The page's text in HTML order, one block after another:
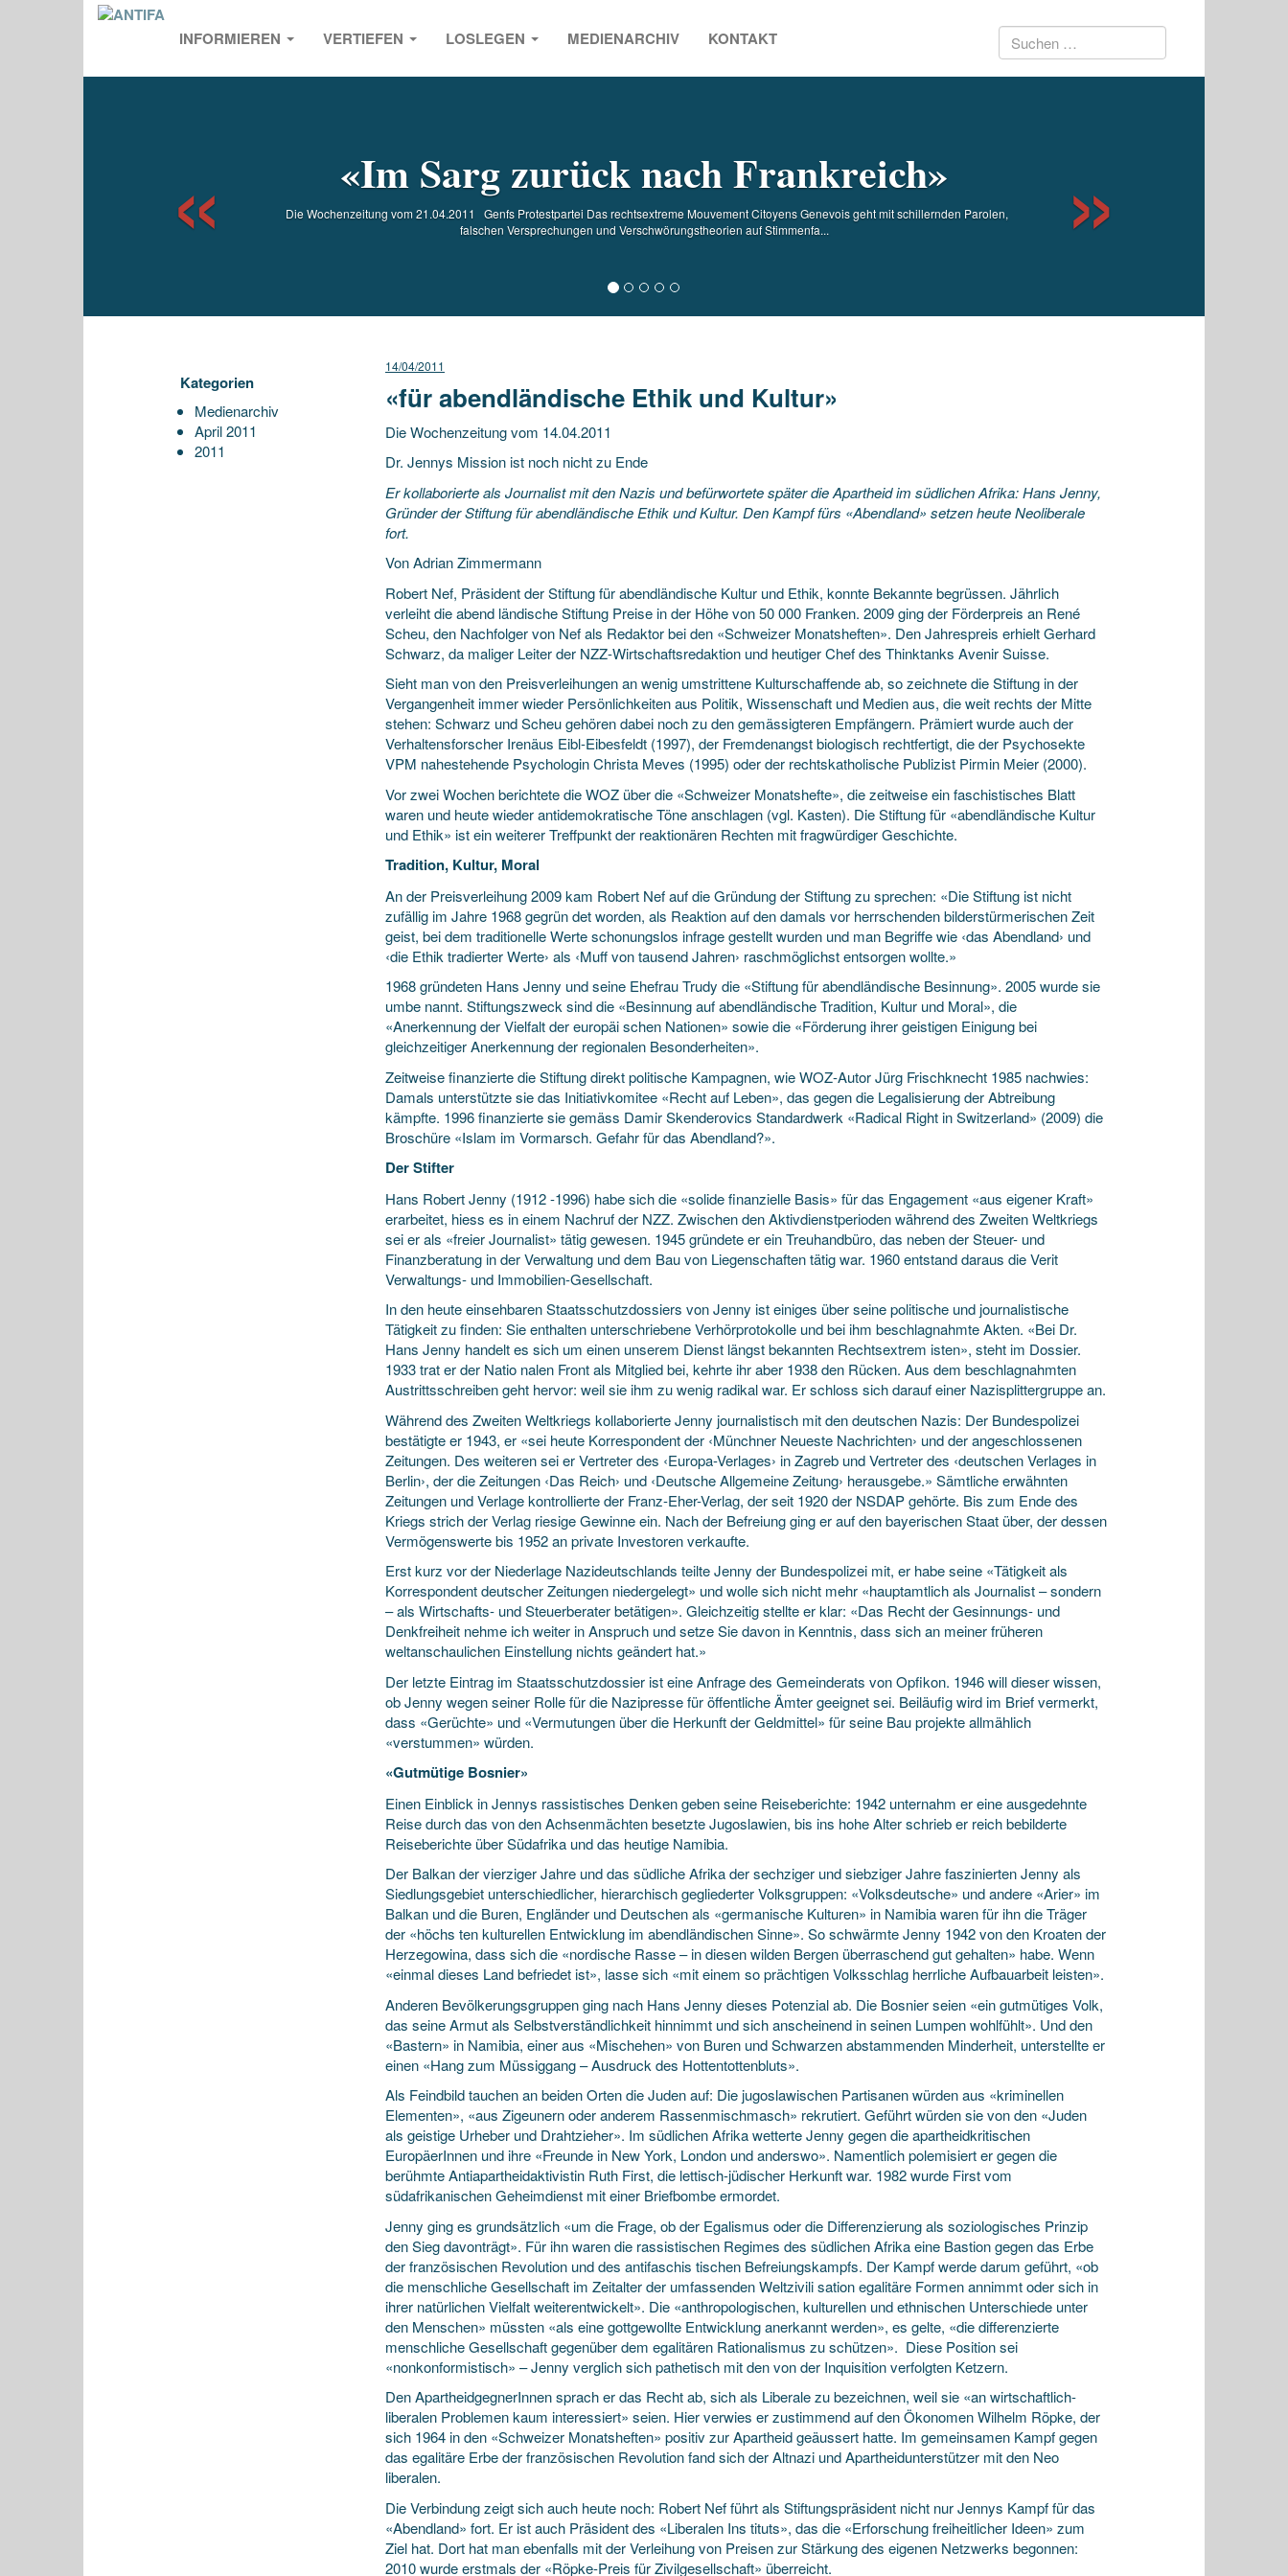
INFORMIEREN VERTIEFEN LOSLEGEN MEDIENARCHIV KONTAKT Suchen
«Im Sarg zurück nach Frankreich»
Die Wochenzeitung vom 21.04.2011 Genfs Protestpartei Das rechtsextreme Mouvement Citoyens Genevois geht mit schillernden Parolen,
falschen Versprechungen und Verschwörungstheorien auf Stimmenfa...
Kategorien
Medienarchiv
April 2011
2011
14/04/2011
«für abendländische Ethik und Kultur»
Die Wochenzeitung vom 14.04.2011
Dr. Jennys Mission ist noch nicht zu Ende
Er kollaborierte als Journalist mit den Nazis und befürwortete später die Apartheid im südlichen Afrika: Hans Jenny,
Gründer der Stiftung für abendländische Ethik und Kultur. Den Kampf fürs «Abendland» setzen heute Neoliberale
fort.
Von Adrian Zimmermann
Robert Nef, Präsident der Stiftung für abendländische Kultur und Ethik, konnte Bekannte begrüssen. Jährlich
verleiht die abend ländische Stiftung Preise in der Höhe von 50 000 Franken. 2009 ging der Förderpreis an René
Scheu, den Nachfolger von Nef als Redaktor bei den «Schweizer Monatsheften». Den Jahrespreis erhielt Gerhard
Schwarz, da maliger Leiter der NZZ-Wirtschaftsredaktion und heutiger Chef des Thinktanks Avenir Suisse.
Sieht man von den Preisverleihungen an wenig umstrittene Kulturschaffende ab, so zeichnete die Stiftung in der
Vergangenheit immer wieder Persönlichkeiten aus Politik, Wissenschaft und Medien aus, die weit rechts der Mitte
stehen: Schwarz und Scheu gehören dabei noch zu den gemässigteren Empfängern. Prämiert wurde auch der
Verhaltensforscher Irenäus Eibl-Eibesfeldt (1997), der Fremdenangst biologisch rechtfertigt, die der Psychosekte
VPM nahestehende Psychologin Christa Meves (1995) oder der rechtskatholische Publizist Pirmin Meier (2000).
Vor zwei Wochen berichtete die WOZ über die «Schweizer Monatshefte», die zeitweise ein faschistisches Blatt
waren und heute wieder antidemokratische Töne anschlagen (vgl. Kasten). Die Stiftung für «abendländische Kultur
und Ethik» ist ein weiterer Treffpunkt der reaktionären Rechten mit fragwürdiger Geschichte.
Tradition, Kultur, Moral
An der Preisverleihung 2009 kam Robert Nef auf die Gründung der Stiftung zu sprechen: «Die Stiftung ist nicht
zufällig im Jahre 1968 gegrün det worden, als Reaktion auf den damals vor herrschenden bilderstürmerischen Zeit
geist, bei dem traditionelle Werte schonungslos infrage gestellt wurden und man Begriffe wie ‹das Abendland› und
‹die Ethik tradierter Werte› als ‹Muff von tausend Jahren› raschmöglichst entsorgen wollte.»
1968 gründeten Hans Jenny und seine Ehefrau Trudy die «Stiftung für abendländische Besinnung». 2005 wurde sie
umbe nannt. Stiftungszweck sind die «Besinnung auf abendländische Tradition, Kultur und Moral», die
«Anerkennung der Vielfalt der europäi schen Nationen» sowie die «Förderung ihrer geistigen Einigung bei
gleichzeitiger Anerkennung der regionalen Besonderheiten».
Zeitweise finanzierte die Stiftung direkt politische Kampagnen, wie WOZ-Autor Jürg Frischknecht 1985 nachwies:
Damals unterstützte sie das Initiativkomitee «Recht auf Leben», das gegen die Legalisierung der Abtreibung
kämpfte. 1996 finanzierte sie gemäss Damir Skenderovics Standardwerk «Radical Right in Switzerland» (2009) die
Broschüre «Islam im Vormarsch. Gefahr für das Abendland?».
Der Stifter
Hans Robert Jenny (1912 -1996) habe sich die «solide finanzielle Basis» für das Engagement «aus eigener Kraft»
erarbeitet, hiess es in einem Nachruf der NZZ. Zwischen den Aktivdienstperioden während des Zweiten Weltkriegs
sei er als «freier Journalist» tätig gewesen. 1945 gründete er ein Treuhandbüro, das neben der Steuer- und
Finanzberatung in der Verwaltung und dem Bau von Liegenschaften tätig war. 1960 entstand daraus die Verit
Verwaltungs- und Immobilien-Gesellschaft.
In den heute einsehbaren Staatsschutzdossiers von Jenny ist einiges über seine politische und journalistische
Tätigkeit zu finden: Sie enthalten unterschriebene Verhörprotokolle und bei ihm beschlagnahmte Akten. «Bei Dr.
Hans Jenny handelt es sich um einen unserem Dienst längst bekannten Rechtsextrem isten», steht im Dossier.
1933 trat er der Natio nalen Front als Mitglied bei, kehrte ihr aber 1938 den Rücken. Aus dem beschlagnahmten
Austrittsschreiben geht hervor: weil sie ihm zu wenig radikal war. Er schloss sich darauf einer Nazisplittergruppe an.
Während des Zweiten Weltkriegs kollaborierte Jenny journalistisch mit den deutschen Nazis: Der Bundespolizei
bestätigte er 1943, er «sei heute Korrespondent der ‹Münchner Neueste Nachrichten› und der angeschlossenen
Zeitungen. Des weiteren sei er Vertreter des ‹Europa-Verlages› in Zagreb und Vertreter des ‹deutschen Verlages in
Berlin›, der die Zeitungen ‹Das Reich› und ‹Deutsche Allgemeine Zeitung› herausgebe.» Sämtliche erwähnten
Zeitungen und Verlage kontrollierte der Franz-Eher-Verlag, der seit 1920 der NSDAP gehörte. Bis zum Ende des
Kriegs strich der Verlag riesige Gewinne ein. Nach der Befreiung ging er auf den bayerischen Staat über, der dessen
Vermögenswerte bis 1952 an private Investoren verkaufte.
Erst kurz vor der Niederlage Nazideutschlands teilte Jenny der Bundespolizei mit, er habe seine «Tätigkeit als
Korrespondent deutscher Zeitungen niedergelegt» und wolle sich nicht mehr «hauptamtlich als Journalist – sondern
– als Wirtschafts- und Steuerberater betätigen». Gleichzeitig stellte er klar: «Das Recht der Gesinnungs- und
Denkfreiheit nehme ich weiter in Anspruch und setze Sie davon in Kenntnis, dass sich an meiner früheren
weltanschaulichen Einstellung nichts geändert hat.»
Der letzte Eintrag im Staatsschutzdossier ist eine Anfrage des Gemeinderats von Opfikon. 1946 will dieser wissen,
ob Jenny wegen seiner Rolle für die Nazipresse für öffentliche Ämter geeignet sei. Beiläufig wird im Brief vermerkt,
dass «Gerüchte» und «Vermutungen über die Herkunft der Geldmittel» für seine Bau projekte allmählich
«verstummen» würden.
«Gutmütige Bosnier»
Einen Einblick in Jennys rassistisches Denken geben seine Reiseberichte: 1942 unternahm er eine ausgedehnte
Reise durch das von den Achsenmächten besetzte Jugoslawien, bis ins hohe Alter schrieb er reich bebilderte
Reiseberichte über Südafrika und das heutige Namibia.
Der Balkan der vierziger Jahre und das südliche Afrika der sechziger und siebziger Jahre faszinierten Jenny als
Siedlungsgebiet unterschiedlicher, hierarchisch gegliederter Volksgruppen: «Volksdeutsche» und andere «Arier» im
Balkan und die Buren, Engländer und Deutschen als «germanische Kulturen» in Namibia waren für ihn die Träger
der «höchs ten kulturellen Entwicklung im abendländischen Sinne». So schwärmte Jenny 1942 von den Kroaten der
Herzegowina, dass sich die «nordische Rasse – in diesen wilden Bergen überraschend gut gehalten» habe. Wenn
«einmal dieses Land befriedet ist», lasse sich «mit einem so prächtigen Volksschlag herrliche Aufbauarbeit leisten».
Anderen Bevölkerungsgruppen ging nach Hans Jenny dieses Potenzial ab. Die Bosnier seien «ein gutmütiges Volk,
das seine Armut als Selbstverständlichkeit hinnimmt und sich anscheinend in seinen Lumpen wohlfühlt». Und den
«Bastern» in Namibia, einer aus «Mischehen» von Buren und Schwarzen abstammenden Minderheit, unterstellte er
einen «Hang zum Müssiggang – Ausdruck des Hottentottenbluts».
Als Feindbild tauchen an beiden Orten die Juden auf: Die jugoslawischen Partisanen würden aus «kriminellen
Elementen», «aus Zigeunern oder anderem Rassenmischmasch» rekrutiert. Geführt würden sie von den «Juden
als geistige Urheber und Drahtzieher». Im südlichen Afrika wetterte Jenny gegen die apartheidkritischen
EuropäerInnen und ihre «Freunde in New York, London und anderswo». Namentlich polemisiert er gegen die
berühmte Antiapartheidaktivistin Ruth First, die lettisch-jüdischer Herkunft war. 1982 wurde First vom
südafrikanischen Geheimdienst mit einer Briefbombe ermordet.
Jenny ging es grundsätzlich «um die Frage, ob der Egalismus oder die Differenzierung als soziologisches Prinzip
den Sieg davonträgt». Für ihn waren die rassistischen Regimes des südlichen Afrika eine Bastion gegen das Erbe
der französischen Revolution und des antifaschis tischen Befreiungskampfs. Der Kampf werde darum geführt, «ob
die menschliche Gesellschaft im Zeitalter der umfassenden Weltzivili sation egalitäre Formen annimmt oder sich in
ihrer natürlichen Vielfalt weiterentwickelt». Die «anthropologischen, kulturellen und ethnischen Unterschiede unter
den Menschen» müssten «als eine gottgewollte Entwicklung anerkannt werden», es gelte, «die differenzierte
menschliche Gesellschaft gegenüber dem egalitären Rationalismus zu schützen». Diese Position sei
«nonkonformistisch» – Jenny verglich sich pathetisch mit den von der Inquisition verfolgten Ketzern.
Den ApartheidgegnerInnen sprach er das Recht ab, sich als Liberale zu bezeichnen, weil sie «an wirtschaftlich-
liberalen Problemen kaum interessiert» seien. Hier verwies er zustimmend auf den Ökonomen Wilhelm Röpke, der
sich 1964 in den «Schweizer Monatsheften» positiv zur Apartheid geäussert hatte. Im gemeinsamen Kampf gegen
das egalitäre Erbe der französischen Revolution fand sich der Altnazi und Apartheidunterstützer mit den Neo
liberalen.
Die Verbindung zeigt sich auch heute noch: Robert Nef führt als Stiftungspräsident nicht nur Jennys Kampf für das
«Abendland» fort. Er ist auch Präsident des «Liberalen Ins tituts», das die «Erforschung freiheitlicher Ideen» zum
Ziel hat. Dort hat man ebenfalls mit der Verleihung von Preisen zur Stärkung des eigenen Netzwerks begonnen:
2010 wurde erstmals der «Röpke-Preis für Zivilgesellschaft» überreicht.